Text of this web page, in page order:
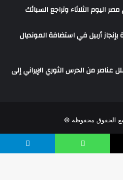
اليوم الثلاثاء وتراجع السبائك
أربيل في استضافة المونديال
عناصر من الحرس الثوري الإيراني إلى
انستقرامواتساب
واتساب تيلقرام